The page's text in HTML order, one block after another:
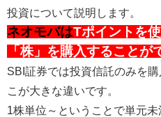
投資について説明します。
ネオモバはTポイントを
「株」を購入することが
SBI証券では投資信託のみを
こが大きな違いです。
1株単位～ということで単元